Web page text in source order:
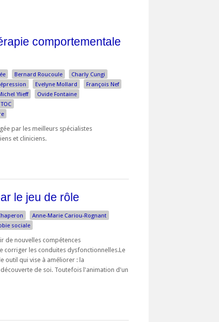
comportementale
Bernard Roucoule
Charly Cungi
Evelyne Mollard
François Nef
Ylieff
Ovide Fontaine
TOC
par les meilleurs spécialistes
et cliniciens.
le jeu de rôle
Anne-Marie Cariou-Rognant
sociale
de nouvelles compétences
corriger les conduites dysfonctionnelles.Le
outil qui vise à améliorer : la
de soi. Toutefois l'animation d'un